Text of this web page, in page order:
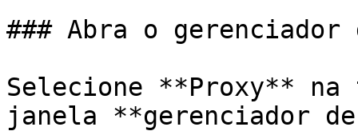
### Abra o gerenciador
Selecione **Proxy**
janela **gerenciador